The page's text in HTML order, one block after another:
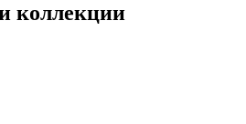
коллекции